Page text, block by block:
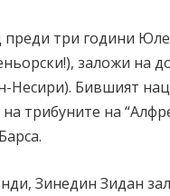
три години
заложи на
Несири). Бившият
трибуните на
Зинедин Зидан